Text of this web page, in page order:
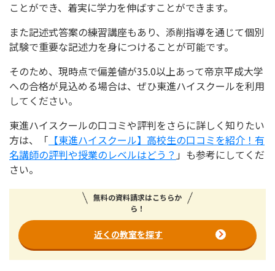
ことができ、着実に学力を伸ばすことができます。
また記述式答案の練習講座もあり、添削指導を通じて個別
試験で重要な記述力を身につけることが可能です。
そのため、現時点で偏差値が35.0以上あって帝京平成大学
への合格が見込める場合は、ぜひ東進ハイスクールを利用
してください。
東進ハイスクールの口コミや評判をさらに詳しく知りたい
方は、「 【東進ハイスクール】高校生の口コミを紹介！有
名講師の評判や授業のレベルはどう？ 」も参考にしてくだ
さい。
無料の資料請求はこちらか
ら！
近くの教室を探す